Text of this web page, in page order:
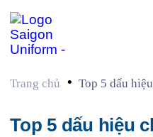
Trang chủ • Top 5 dấu
chất lượng
Top 5 dấu hiệu